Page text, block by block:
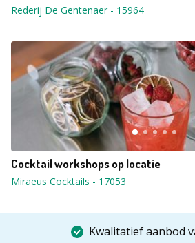
Rederij De Gentenaer- 15964
Cocktail workshops op locatie
Miraeus Cocktails - 17053
Kwalitatief aanbod